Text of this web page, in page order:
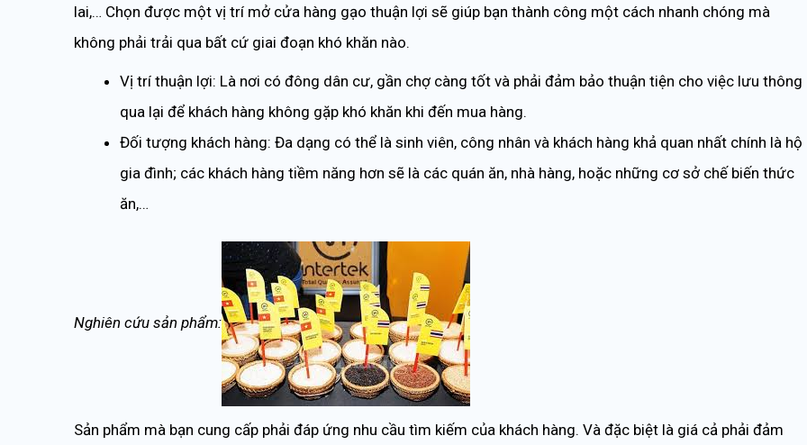
lai,… Chọn được một vị trí mở cửa hàng gạo thuận lợi sẽ giúp bạn thành công một cách nhanh chóng mà
không phải trải qua bất cứ giai đoạn khó khăn nào.
Vị trí thuận lợi: Là nơi có đông dân cư, gần chợ càng tốt và phải đảm bảo thuận tiện cho việc lưu thông
qua lại để khách hàng không gặp khó khăn khi đến mua hàng.
Đối tượng khách hàng: Đa dạng có thể là sinh viên, công nhân và khách hàng khả quan nhất chính là hộ
gia đình; các khách hàng tiềm năng hơn sẽ là các quán ăn, nhà hàng, hoặc những cơ sở chế biến thức
ăn,…
Nghiên cứu sản phẩm:
Sản phẩm mà bạn cung cấp phải đáp ứng nhu cầu tìm kiếm của khách hàng. Và đặc biệt là giá cả phải đảm